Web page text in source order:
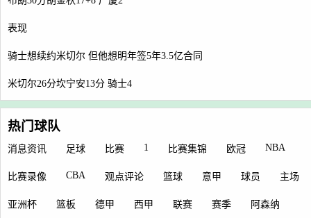
表现
骑士想续约米切尔 但他想明年签5年3.5亿合同
米切尔26分坎宁安13分 骑士4
热门球队
消息资讯 足球 比赛 1 比赛集锦 欧冠 NBA
比赛录像 CBA 观点评论 篮球 意甲 球员 主场
亚洲杯 篮板 德甲 西甲 联赛 赛季 阿森纳